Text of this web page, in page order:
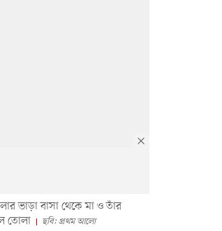
ভাড়া বাসা থেকে মা ও তাঁর
তোলা
ছবি: প্রথম আলো